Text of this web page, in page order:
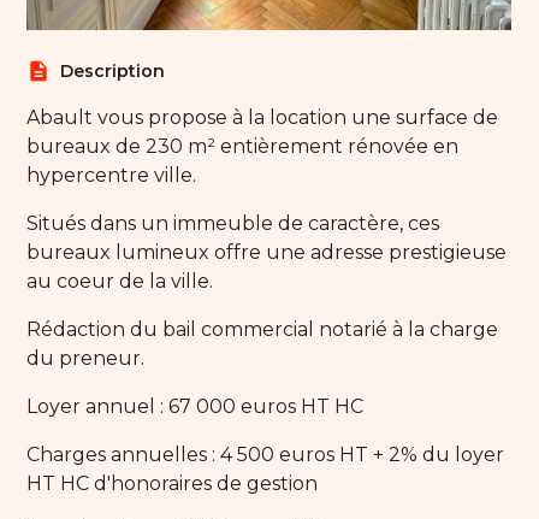
description Description
Abault vous propose à la location une surface de
bureaux de 230 m² entièrement rénovée en
hypercentre ville.
Situés dans un immeuble de caractère, ces
bureaux lumineux offre une adresse prestigieuse
au coeur de la ville.
Rédaction du bail commercial notarié à la charge
du preneur.
Loyer annuel : 67 000 euros HT HC
Charges annuelles : 4 500 euros HT + 2% du loyer
HT HC d'honoraires de gestion